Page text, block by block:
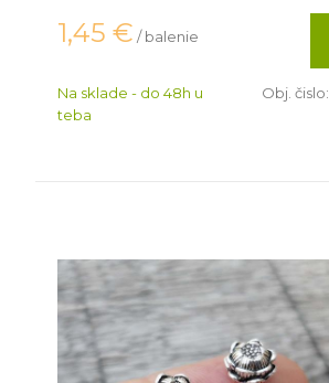
1,45 € / balenie
Na sklade - do 48h u
teba
Obj. čislo: